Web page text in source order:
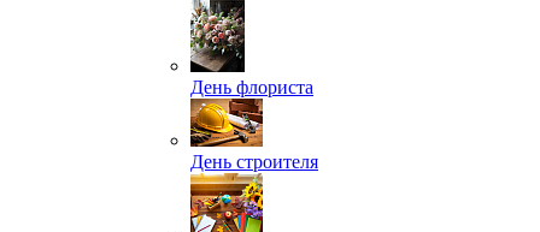
День флориста
День строителя